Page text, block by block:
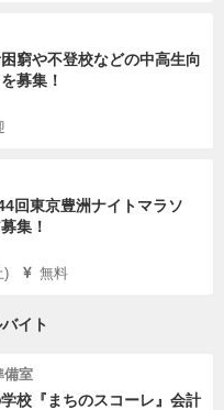
窮や不登校などの中高生向
募集！
回東京豊洲ナイトマラソ
集！
) 無料
イト
備室
校『まちのスコーレ』会計